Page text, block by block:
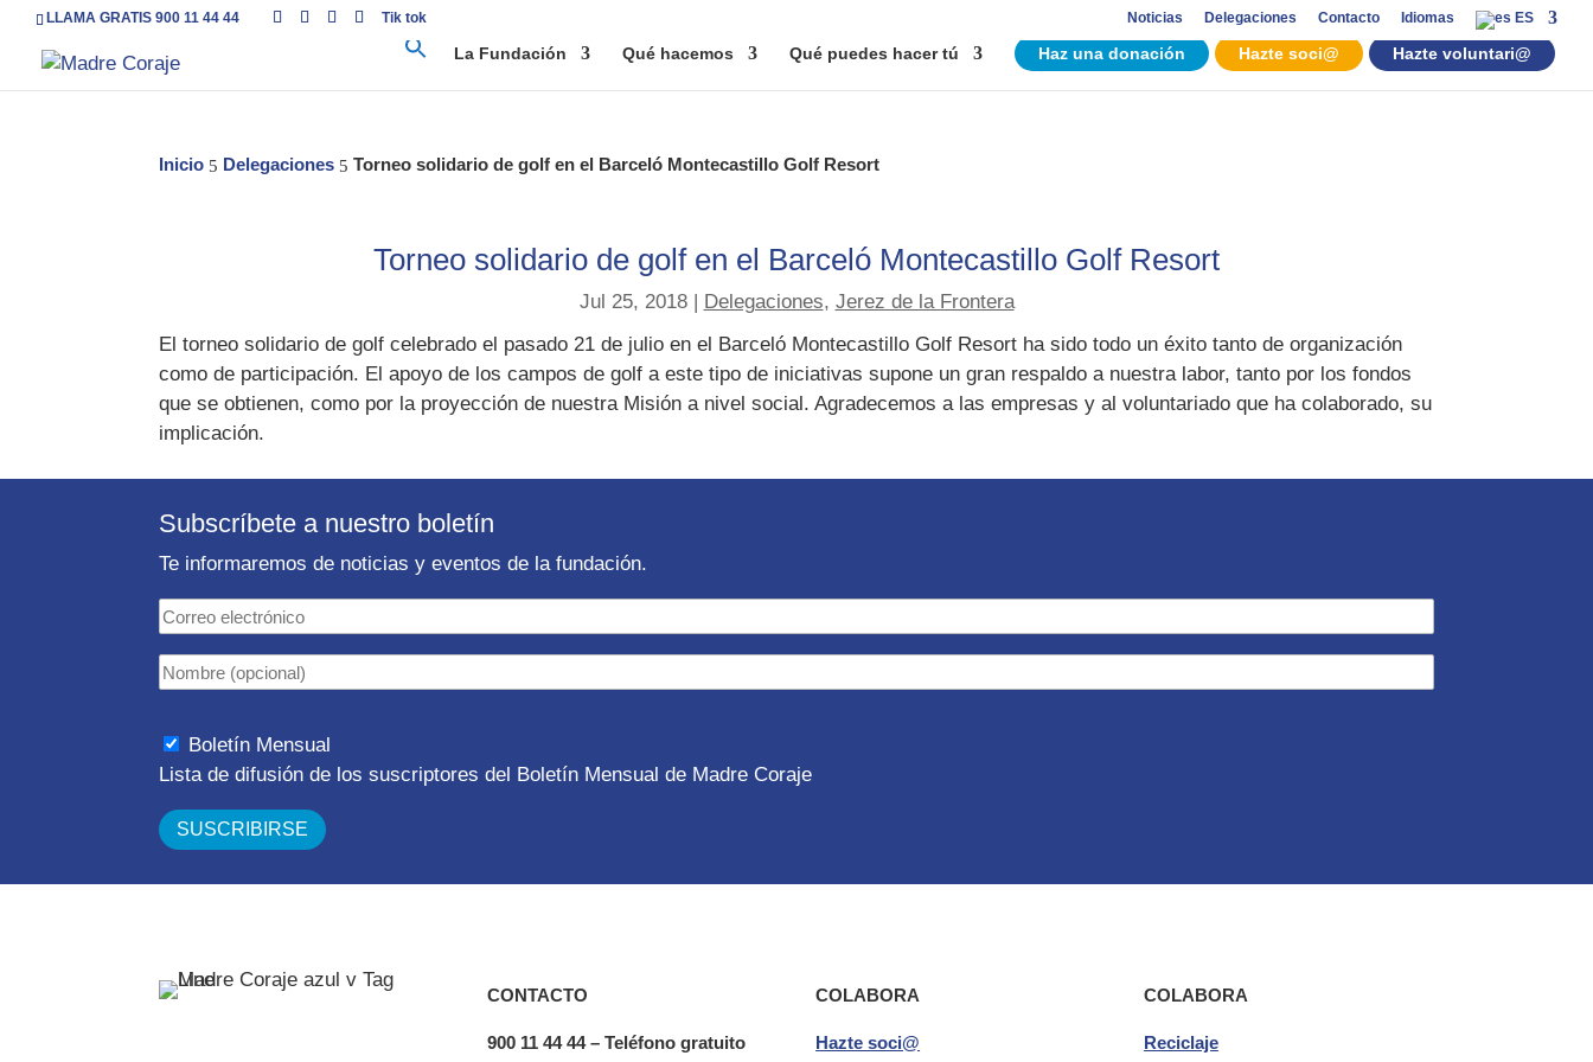
LLAMA GRATIS 900 11 44 44 Tik tok Noticias Delegaciones Contacto Idiomas ES
La Fundación Qué hacemos Qué puedes hacer tú Haz una donación Hazte soci@ Hazte voluntari@
Inicio 5 Delegaciones 5 Torneo solidario de golf en el Barceló Montecastillo Golf Resort
Torneo solidario de golf en el Barceló Montecastillo Golf Resort
Jul 25, 2018| Delegaciones, Jerez de la Frontera
El torneo solidario de golf celebrado el pasado 21 de julio en el Barceló Montecastillo Golf Resort ha sido todo un éxito tanto de organización
como de participación. El apoyo de los campos de golf a este tipo de iniciativas supone un gran respaldo a nuestra labor, tanto por los fondos
que se obtienen, como por la proyección de nuestra Misión a nivel social. Agradecemos a las empresas y al voluntariado que ha colaborado, su
implicación.
Subscríbete a nuestro boletín
Te informaremos de noticias y eventos de la fundación.
Boletín Mensual
Lista de difusión de los suscriptores del Boletín Mensual de Madre Coraje
CONTACTO
900 11 44 44 – Teléfono gratuito
COLABORA
Hazte soci@
COLABORA
Reciclaje